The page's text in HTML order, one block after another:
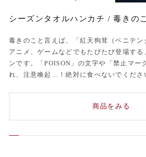
シーズンタオルハンカチ / 毒きのこ
毒きのこと言えば、「紅天狗茸（ベニテン
アニメ、ゲームなどでもたびたび登場する
ンです。「POISON」の文字や「禁止マー
れ、注意喚起…！絶対に食べないでくださ
商品をみる